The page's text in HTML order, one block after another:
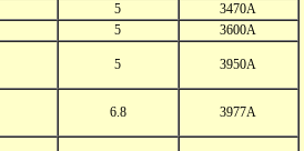
5
3470A
5 3600A
5 3950A
6.8 3977A